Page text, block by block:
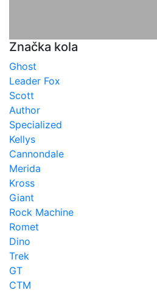
Značka kola
Ghost
Leader Fox
Scott
Author
Specialized
Kellys
Cannondale
Merida
Kross
Giant
Rock Machine
Romet
Dino
Trek
GT
CTM